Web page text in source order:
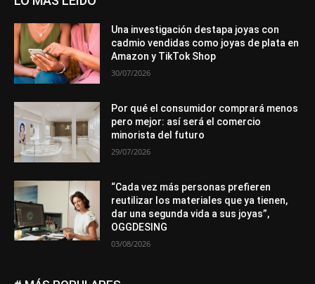
Una investigación destapa joyas con
cadmio vendidas como joyas de plata en
Amazon y TikTok Shop
30/07/2026
Por qué el consumidor comprará menos
pero mejor: así será el comercio
minorista del futuro
29/07/2026
“Cada vez más personas prefieren
reutilizar los materiales que ya tienen,
dar una segunda vida a sus joyas”,
OGGDESING
03/08/2026